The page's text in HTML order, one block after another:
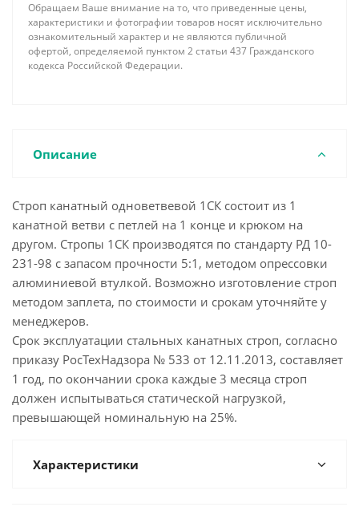
Обращаем Ваше внимание на то, что приведенные цены,
характеристики и фотографии товаров носят исключительно
ознакомительный характер и не являются публичной
офертой, определяемой пунктом 2 статьи 437 Гражданского
кодекса Российской Федерации.
Описание
Строп канатный одноветвевой 1СК состоит из 1
канатной ветви с петлей на 1 конце и крюком на
другом. Стропы 1СК производятся по стандарту РД 10-
231-98 с запасом прочности 5:1, методом опрессовки
алюминиевой втулкой. Возможно изготовление строп
методом заплета, по стоимости и срокам уточняйте у
менеджеров.
Срок эксплуатации стальных канатных строп, согласно
приказу РосТехНадзора № 533 от 12.11.2013, составляет
1 год, по окончании срока каждые 3 месяца строп
должен испытываться статической нагрузкой,
превышающей номинальную на 25%.
Характеристики